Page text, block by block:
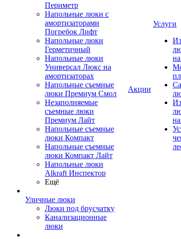
Периметр
Напольные люки с
амортизаторами
Погребок Лифт
Напольные люки
Герметичный
Напольные люки
Универсал Люкс на
амортизаторах
Напольные съемные
люки Премиум Смол
Незаполняемые
съемные люки
Премиум Лайт
Напольные съемные
люки Компакт
Напольные съемные
люки Компакт Лайт
Напольные люки
Alkraft Инспектор
Ещё
Уличные люки
Люки под брусчатку
Канализационные
люки
Акции
Услуги